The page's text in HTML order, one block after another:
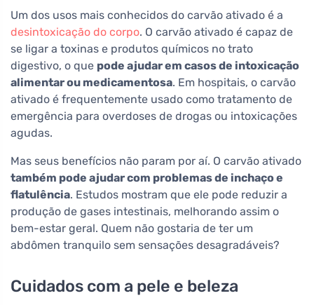
Um dos usos mais conhecidos do carvão ativado é a
desintoxicação do corpo. O carvão ativado é capaz de
se ligar a toxinas e produtos químicos no trato
digestivo, o que pode ajudar em casos de intoxicação
alimentar ou medicamentosa. Em hospitais, o carvão
ativado é frequentemente usado como tratamento de
emergência para overdoses de drogas ou intoxicações
agudas.
Mas seus benefícios não param por aí. O carvão ativado
também pode ajudar com problemas de inchaço e
flatulência. Estudos mostram que ele pode reduzir a
produção de gases intestinais, melhorando assim o
bem-estar geral. Quem não gostaria de ter um
abdômen tranquilo sem sensações desagradáveis?
Cuidados com a pele e beleza